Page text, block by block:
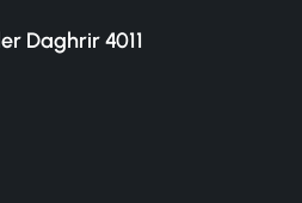
Daghrir 4011